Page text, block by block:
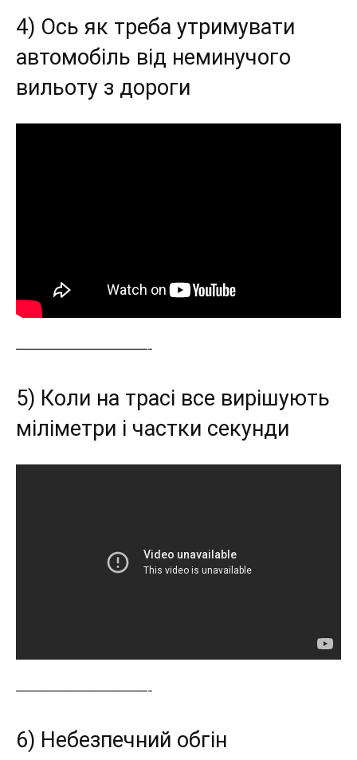
4) Ось як треба утримувати
автомобіль від неминучого
вильоту з дороги
———————————-
5) Коли на трасі все вирішують
міліметри і частки секунди
———————————-
6) Небезпечний обгін